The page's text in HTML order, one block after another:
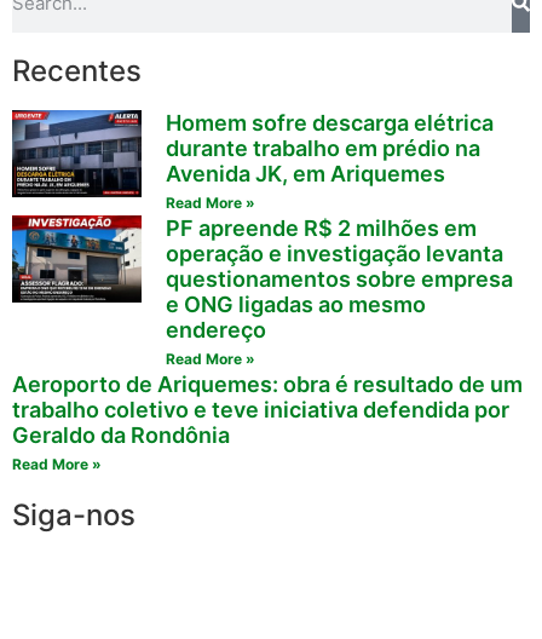
Recentes
Homem sofre descarga elétrica
durante trabalho em prédio na
Avenida JK, em Ariquemes
Read More »
PF apreende R$ 2 milhões em
operação e investigação levanta
questionamentos sobre empresa
e ONG ligadas ao mesmo
endereço
Read More »
Aeroporto de Ariquemes: obra é resultado de um
trabalho coletivo e teve iniciativa defendida por
Geraldo da Rondônia
Read More »
Siga-nos